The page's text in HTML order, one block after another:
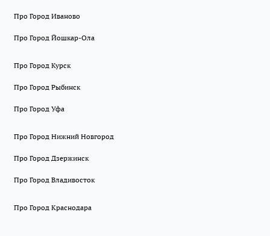
Про Город Иваново
Про Город Йошкар-Ола
Про Город Курск
Про Город Рыбинск
Про Город Уфа
Про Город Нижний Новгород
Про Город Дзержинск
Про Город Владивосток
Про Город Краснодара